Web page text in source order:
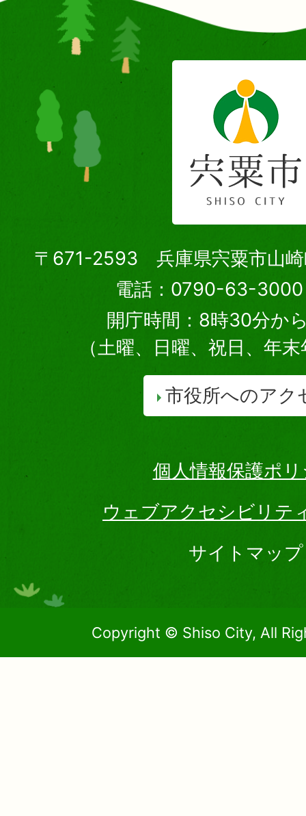
〒671-2593 兵庫県宍粟市山崎
電話：0790-63-3000
開庁時間：8時30分か
（土曜、日曜、祝日、年
市役所へのアク
個人情報保護ポ
ウェブアクセシビリテ
サイトマップ
Copyright © Shiso City, All